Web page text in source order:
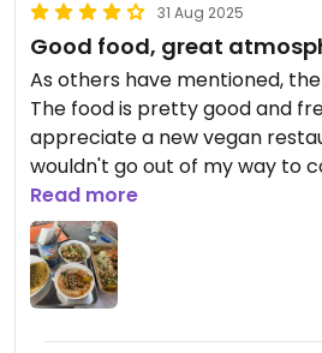
31 Aug 2025
Good food, great
As others have mentioned,
The food is pretty good and
appreciate a new vegan
wouldn't go out of my way to
when there are others in a
more.
Read more